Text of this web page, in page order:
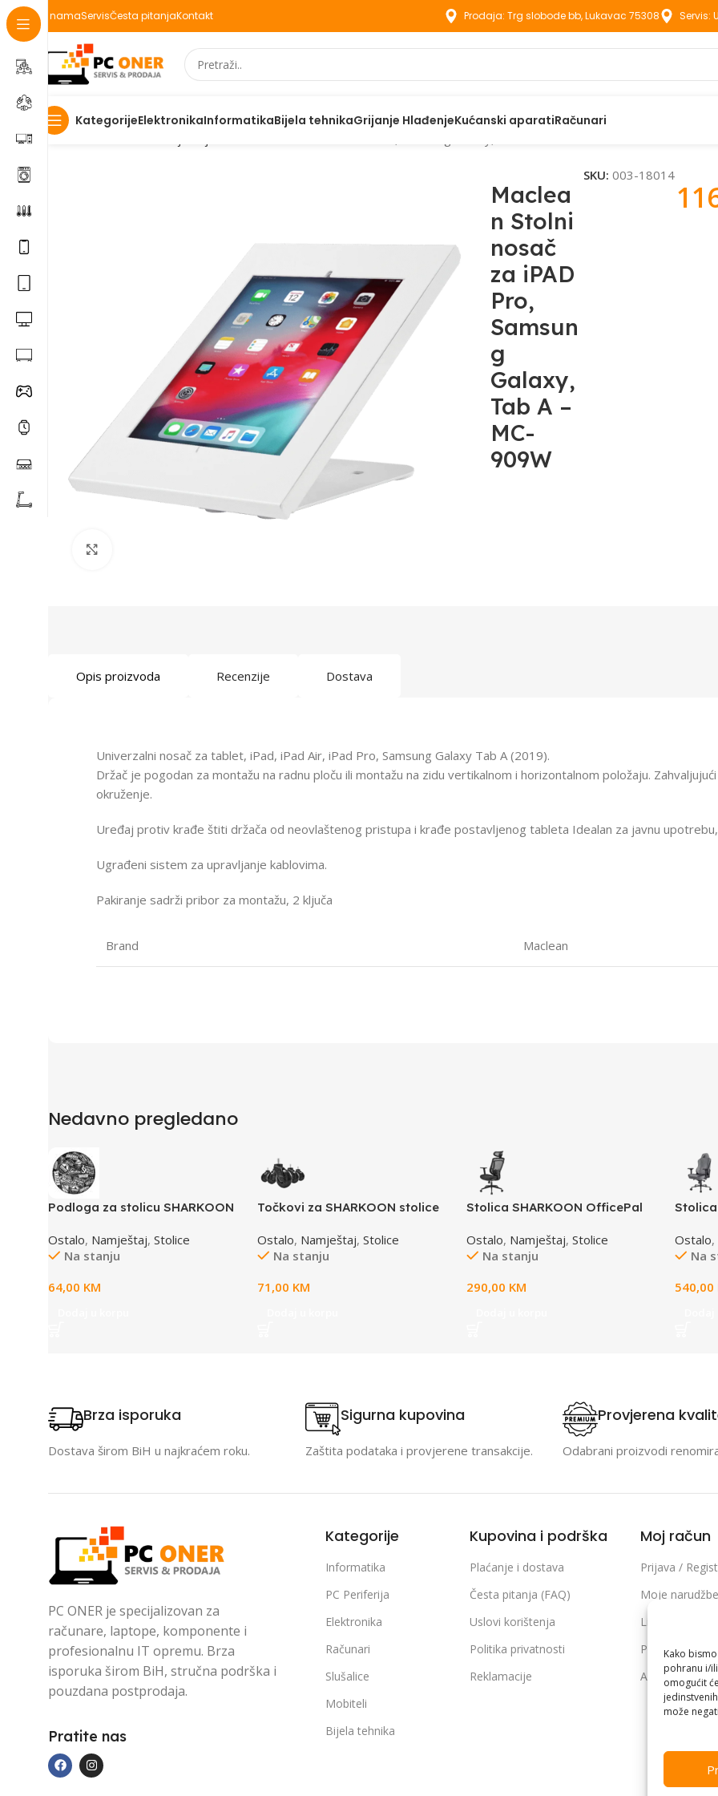
Kako
pohranu i/
omogućit
može
O namaServisČesta pitanjaKontakt Prodaja: Trg slobode bb, Lukavac 75308 Servis:
KategorijeElektronikaInformatikaBijela tehnikaGrijanje HlađenjeKućanski aparatiRačunari
Početna
Maclea
n Stolni
nosač
za iPAD
Pro,
Samsun
g
Galaxy,
Tab A –
MC-
909W
SKU:003-18014
Opis proizvoda Recenzije Dostava
Univerzalni nosač za tablet, iPad, iPad Air, iPad Pro, Samsung Galaxy Tab A (2019).
Držač je pogodan za montažu na radnu ploču ili montažu na zidu vertikalnom i horizontalnom položaju.
okruženje.
Uređaj protiv krađe štiti držača od neovlaštenog pristupa i krađe postavljenog tableta Idealan za javnu
Ugrađeni sistem za upravljanje kablovima.
Pakiranje sadrži pribor za montažu, 2 ključa
Brand Maclean
Nedavno pregledano
Podloga za stolicu SHARKOON
Ostalo, Namještaj, Stolice
Na stanju
64,00 KM
Točkovi za SHARKOON stolice
Ostalo, Namještaj, Stolice
Na stanju
71,00 KM
Stolica SHARKOON OfficePal
Breathable
Ostalo, Namještaj, Stolice
Na stanju
290,00 KM
Stolica
Ostalo,
Na
540,00
Brza isporuka
Dostava širom BiH u najkraćem roku.
Sigurna kupovina
Zaštita podataka i provjerene transakcije.
Provjerena
Odabrani proizvodi
PC ONER je specijalizovan za
računare, laptope, komponente i
profesionalnu IT opremu. Brza
isporuka širom BiH, stručna podrška i
pouzdana postprodaja.
Pratite nas
Kategorije
Informatika
PC Periferija
Elektronika
Računari
Slušalice
Mobiteli
Bijela tehnika
Kupovina i podrška
Plaćanje i dostava
Česta pitanja (FAQ)
Uslovi korištenja
Politika privatnosti
Reklamacije
Moj račun
Prijava /
Moje narudžbe
Lista želja
Poređenje
Adrese i